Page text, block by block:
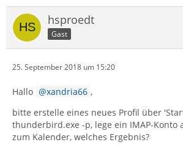
hsproedt
Gast
25. September 2018 um 15:20
Hallo xandria66 ,
bitte erstelle eines neues Profil über
thunderbird.exe -p, lege ein IMAP-Konto
zum Kalender, welches Ergebnis?